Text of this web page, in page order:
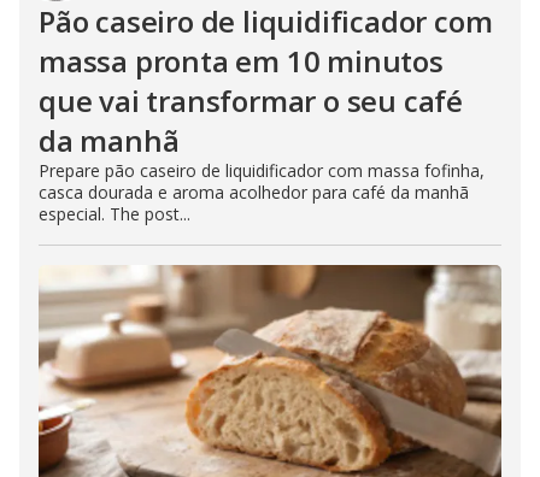
Pão caseiro de liquidificador com
massa pronta em 10 minutos
que vai transformar o seu café
da manhã
Prepare pão caseiro de liquidificador com massa fofinha,
casca dourada e aroma acolhedor para café da manhã
especial. The post...